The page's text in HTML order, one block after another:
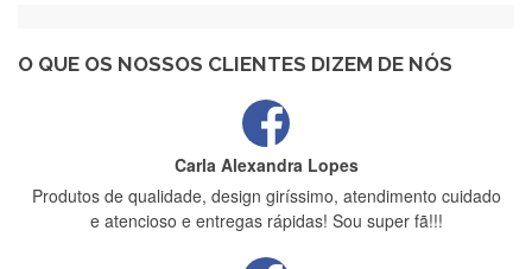
O QUE OS NOSSOS CLIENTES DIZEM DE NÓS
estrelas
Carla Alexandra Lopes
Produtos de qualidade, design giríssimo, atendimento cuidado
e atencioso e entregas rápidas! Sou super fã!!!